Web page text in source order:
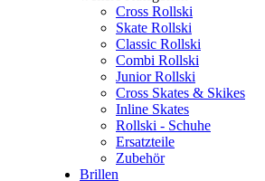
Cross Rollski
Skate Rollski
Classic Rollski
Combi Rollski
Junior Rollski
Cross Skates & Skikes
Inline Skates
Rollski - Schuhe
Ersatzteile
Zubehör
Brillen